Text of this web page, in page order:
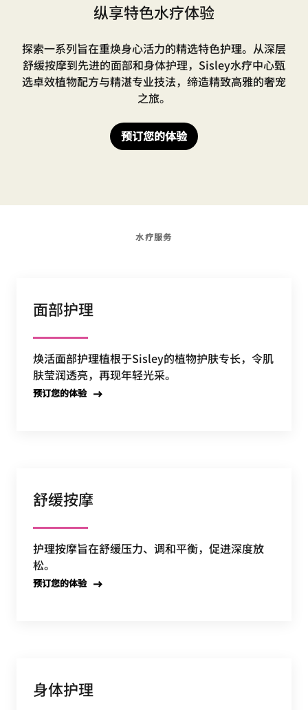
纵享特色水疗体验
探索一系列旨在重焕身心活力的精选特色护理。从深层
舒缓按摩到先进的面部和身体护理，Sisley水疗中心甄
选卓效植物配方与精湛专业技法，缔造精致高雅的奢宠
之旅。
预订您的体验
水疗服务
面部护理
焕活面部护理植根于Sisley的植物护肤专长，令肌
肤莹润透亮，再现年轻光采。
预订您的体验
舒缓按摩
护理按摩旨在舒缓压力、调和平衡，促进深度放
松。
预订您的体验
身体护理